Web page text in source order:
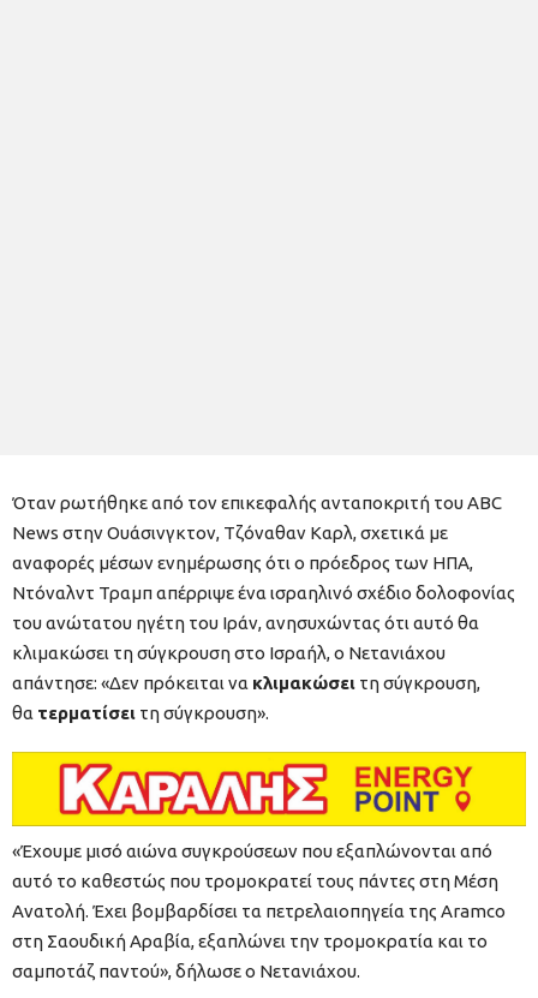
Όταν ρωτήθηκε από τον επικεφαλής ανταποκριτή του ABC
News στην Ουάσινγκτον, Τζόναθαν Καρλ, σχετικά με
αναφορές μέσων ενημέρωσης ότι ο πρόεδρος των ΗΠΑ,
Ντόναλντ Τραμπ απέρριψε ένα ισραηλινό σχέδιο δολοφονίας
του ανώτατου ηγέτη του Ιράν, ανησυχώντας ότι αυτό θα
κλιμακώσει τη σύγκρουση στο Ισραήλ, ο Νετανιάχου
απάντησε: «Δεν πρόκειται να κλιμακώσει τη σύγκρουση,
θα τερματίσει τη σύγκρουση».
«Έχουμε μισό αιώνα συγκρούσεων που εξαπλώνονται από
αυτό το καθεστώς που τρομοκρατεί τους πάντες στη Μέση
Ανατολή. Έχει βομβαρδίσει τα πετρελαιοπηγεία της Aramco
στη Σαουδική Αραβία, εξαπλώνει την τρομοκρατία και το
σαμποτάζ παντού», δήλωσε ο Νετανιάχου.